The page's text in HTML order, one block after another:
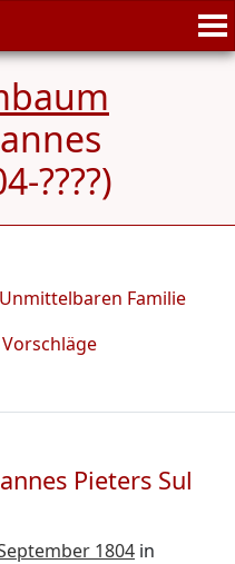
????)
Unmittelbaren Familie
Vorschläge
Pieters Sul
1804 in